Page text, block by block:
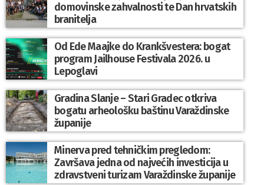
domovinske zahvalnosti te Dan hrvatskih
branitelja
Od Ede Maajke do Krankšvestera: bogat
program Jailhouse Festivala 2026. u
Lepoglavi
Gradina Slanje – Stari Gradec otkriva
bogatu arheološku baštinu Varaždinske
županije
Minerva pred tehničkim pregledom:
Završava jedna od najvećih investicija u
zdravstveni turizam Varaždinske županije